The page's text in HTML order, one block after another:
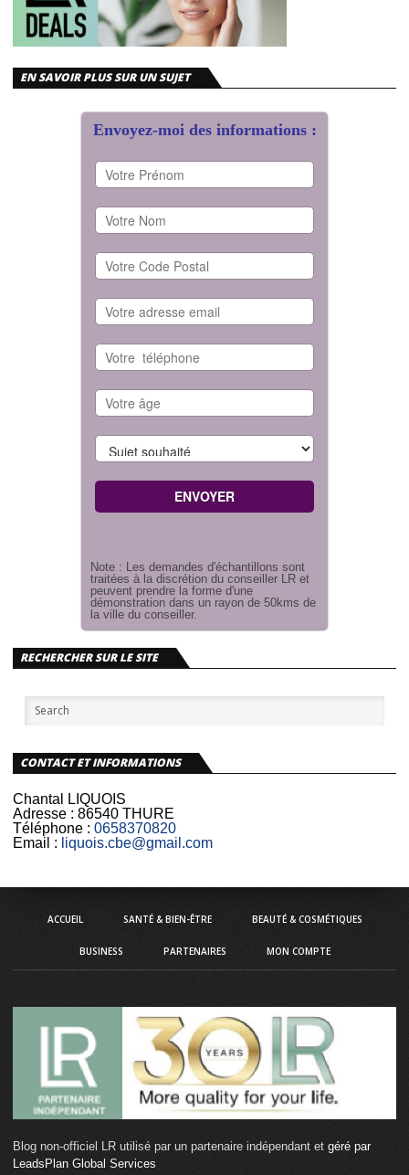
EN SAVOIR PLUS SUR UN SUJET
Envoyez-moi des informations :
Note : Les demandes d'échantillons sont
traitées à la discrétion du conseiller LR et
peuvent prendre la forme d'une
démonstration dans un rayon de 50kms de
la ville du conseiller.
RECHERCHER SUR LE SITE
CONTACT ET INFORMATIONS
Chantal LIQUOIS
Adresse : 86540 THURE
Téléphone : 0658370820
Email : liquois.cbe@gmail.com
ACCUEIL SANTÉ & BIEN-ÊTRE BEAUTÉ & COSMÉTIQUES
BUSINESS PARTENAIRES MON COMPTE
Blog non-officiel LR utilisé par un partenaire indépendant et géré par
LeadsPlan Global Services